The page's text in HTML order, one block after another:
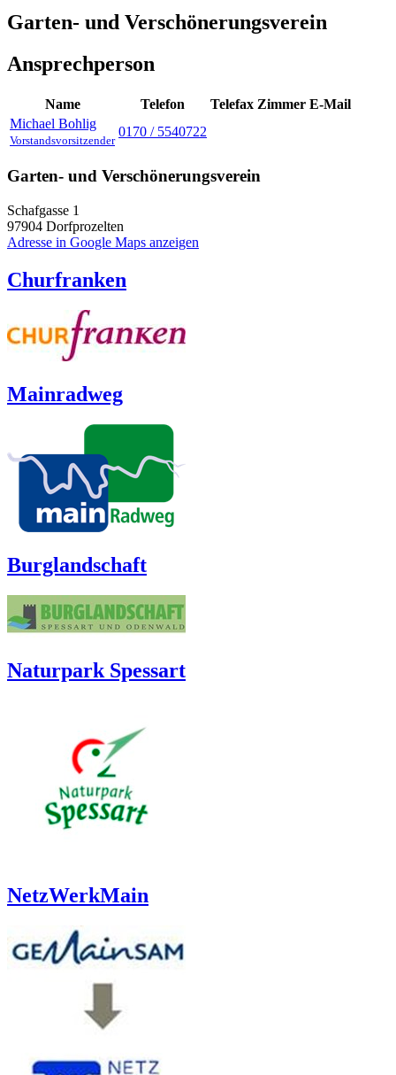
Garten- und Verschönerungsverein
Ansprechperson
Name Telefon Telefax Zimmer E-Mail
Michael Bohlig
Vorstandsvorsitzender
0170 / 5540722
Garten- und Verschönerungsverein
Schafgasse 1
97904 Dorfprozelten
Adresse in Google Maps anzeigen
Churfranken
Mainradweg
Burglandschaft
Naturpark Spessart
NetzWerkMain